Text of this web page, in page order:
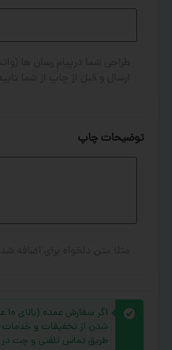
توضیحات چاپ
شدن از تخفیفات و خدمات
طریق تماس تلفنی و چت